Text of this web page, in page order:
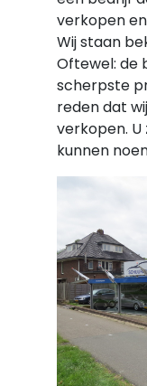
verkopen
Wij staan
Oftewel: de
scherpste
reden dat
verkopen. U
kunnen